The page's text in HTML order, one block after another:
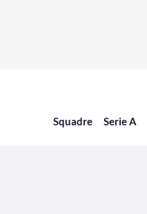
Squadre Serie A